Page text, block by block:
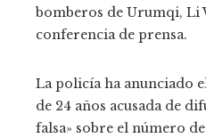
bomberos de Urumqi, Li
conferencia de prensa.
La policía ha anunciado
de 24 años acusada de
falsa» sobre el número